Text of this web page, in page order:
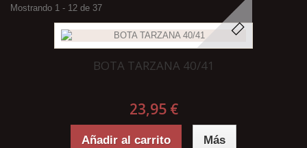
Mostrando 1 - 12 de 37
BOTA TARZANA 40/41
23,95 €
Añadir al carrito Más